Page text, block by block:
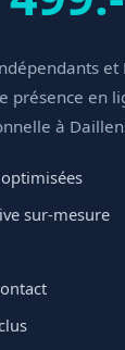
et
présence en
à
optimisées
sur-mesure